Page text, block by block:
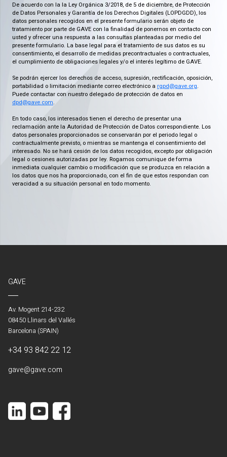
De acuerdo con la la Ley Orgánica 3/2018, de 5 de diciembre, de Protección
de Datos Personales y Garantía de los Derechos Digitales (LOPDGDD), los
datos personales recogidos en el presente formulario serán objeto de
tratamiento por parte de GAVE con la finalidad de ponernos en contacto con
usted y ofrecer una respuesta a las consultas planteadas por medio del
presente formulario. La base legal para el tratamiento de sus datos es su
consentimiento, el desarrollo de medidas precontractuales o contractuales,
el cumplimiento de obligaciones legales y/o el interés legítimo de GAVE.
Se podrán ejercer los derechos de acceso, supresión, rectificación, oposición,
portabilidad o limitación mediante correo electrónico a rgpd@gave.org.
Puede contactar con nuestro delegado de protección de datos en
dpd@gave.com.
En todo caso, los interesados tienen el derecho de presentar una
reclamación ante la Autoridad de Protección de Datos correspondiente. Los
datos personales proporcionados se conservarán por el periodo legal o
contractualmente previsto, o mientras se mantenga el consentimiento del
interesado. No se hará cesión de los datos recogidos, excepto por obligación
legal o cesiones autorizadas por ley. Rogamos comunique de forma
inmediata cualquier cambio o modificación que se produzca en relación a
los datos que nos ha proporcionado, con el fin de que estos respondan con
veracidad a su situación personal en todo momento.
GAVE
Av. Mogent 214-232
08450 Llinars del Vallés
Barcelona (SPAIN)
+34 93 842 22 12
gave@gave.com